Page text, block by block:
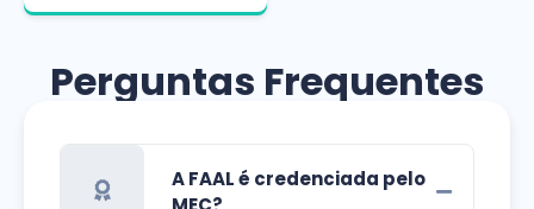
Perguntas Frequentes
A FAAL é credenciada pelo